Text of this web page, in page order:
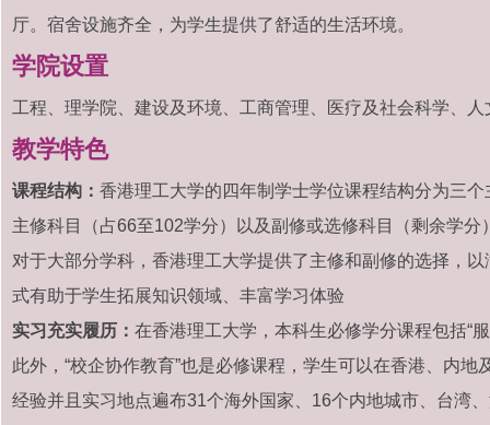
厅。宿舍设施齐全，为学生提供了舒适的生活环境。
学院设置
工程、理学院、建设及环境、工商管理、医疗及社会科学、
教学特色
课程结构： 香港理工大学的四年制学士学位课程结构分为三
主修科目（占66至102学分）以及副修或选修科目（剩余学
对于大部分学科，香港理工大学提供了主修和副修的选择，
式有助于学生拓展知识领域、丰富学习体验
实习充实履历： 在香港理工大学，本科生必修学分课程包括“
此外，“校企协作教育”也是必修课程，学生可以在香港、内
经验并且 实习地点遍布31个海外国家、16个内地城市、台湾